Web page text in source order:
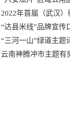
2022年首届（武汉
“达县米线”品牌宣传
“三河一山”绿道主题
云南神腾冲市主题有